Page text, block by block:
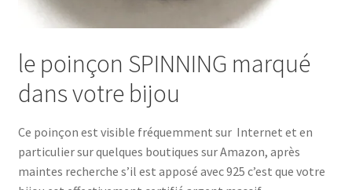
le poinçon SPINNING marqué
dans votre bijou
Ce poinçon est visible fréquemment sur Internet et en
particulier sur quelques boutiques sur Amazon, après
maintes recherche s’il est apposé avec 925 c’est que votre